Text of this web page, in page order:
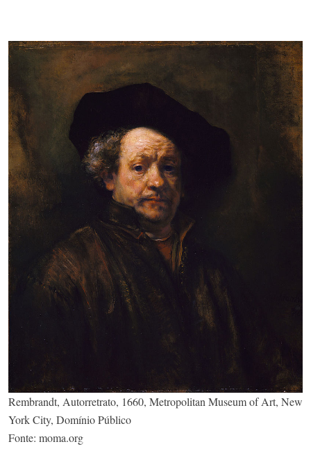
Rembrandt, Autorretrato, 1660, Metropolitan Museum of Art, New
York City, Domínio Público
Fonte: moma.org